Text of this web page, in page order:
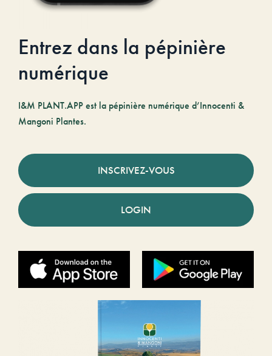
Entrez dans la pépinière
numérique
I&M PLANT.APP est la pépinière numérique d’Innocenti &
Mangoni Plantes.
INSCRIVEZ-VOUS
LOGIN